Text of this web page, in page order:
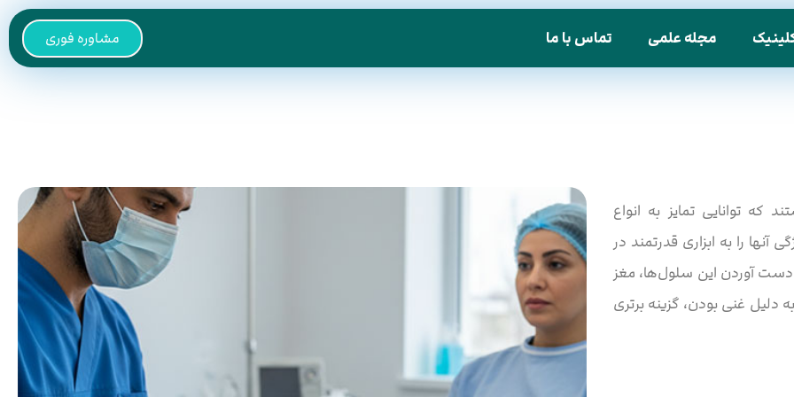
مجله علمی تماس با ما مشاوره فوری
توانایی تمایز به انواع
را به ابزاری قدرتمند در
دست آوردن این سلول‌ها، مغز
غنی بودن، گزینه برتری